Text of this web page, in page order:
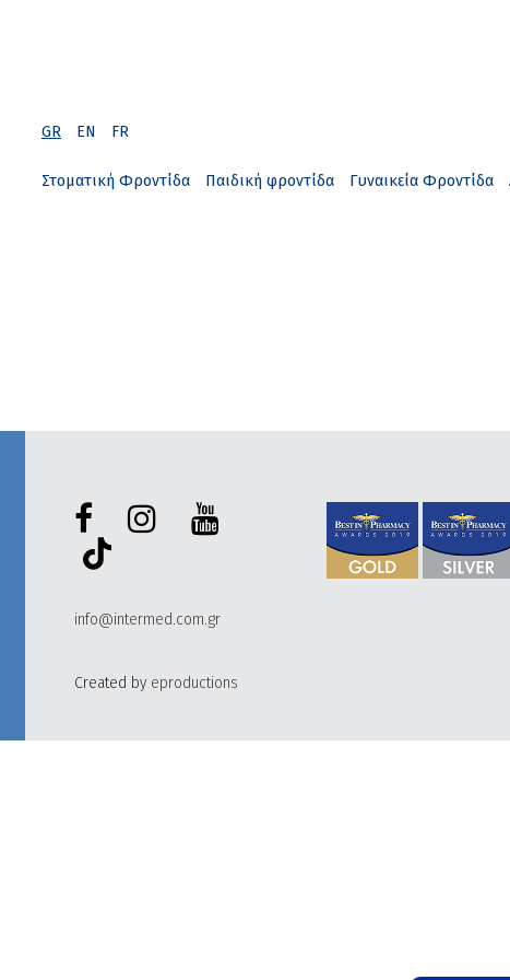
GR EN FR
Στοματική Φροντίδα Παιδική φροντίδα Γυναικεία Φροντίδα
info@intermed.com.gr
Created by eproductions